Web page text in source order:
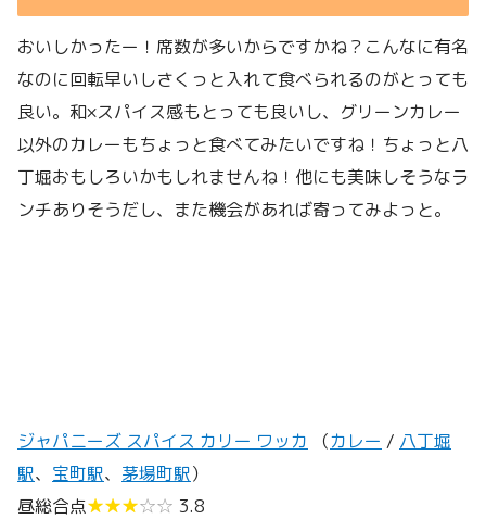
おいしかったー！席数が多いからですかね？こんなに有名
なのに回転早いしさくっと入れて食べられるのがとっても
良い。和×スパイス感もとっても良いし、グリーンカレー
以外のカレーもちょっと食べてみたいですね！ちょっと八
丁堀おもしろいかもしれませんね！他にも美味しそうなラ
ンチありそうだし、また機会があれば寄ってみよっと。
ジャパニーズ スパイス カリー ワッカ （カレー / 八丁堀
駅、 宝町駅、 茅場町駅）
昼総合点★★★☆☆ 3.8